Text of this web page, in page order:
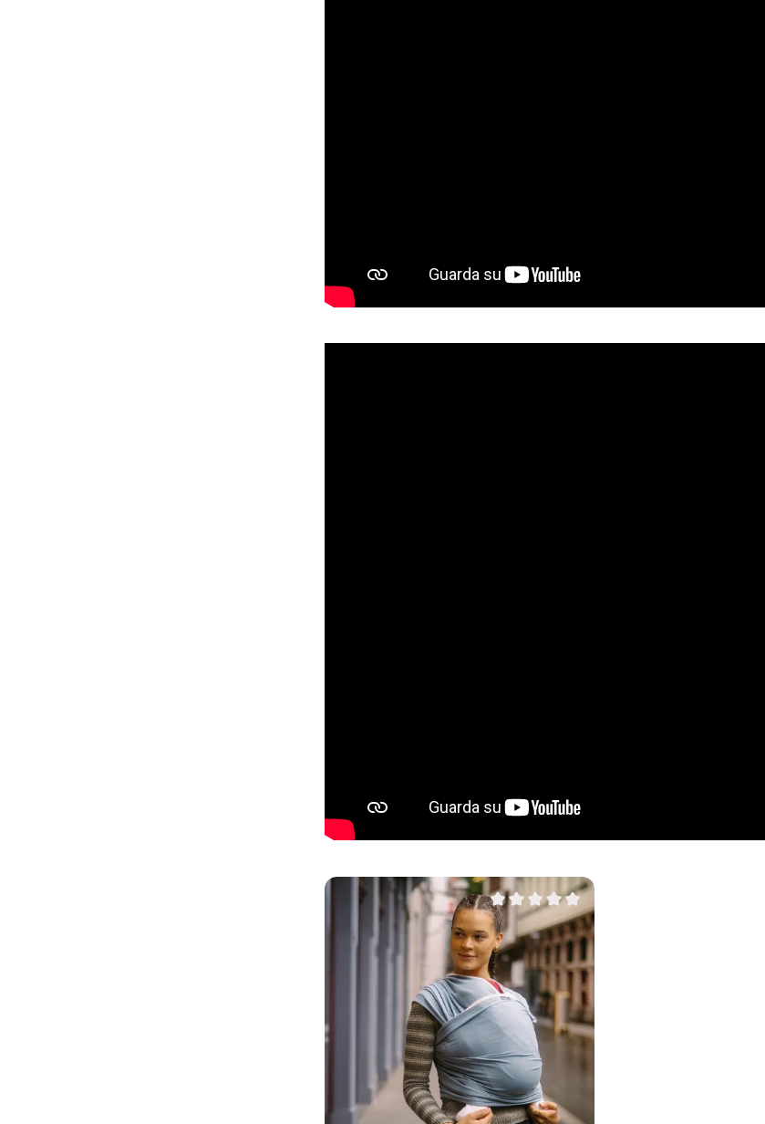
Salta la galleria dei prodotti
Valutazione media di 0 su 5 stelle